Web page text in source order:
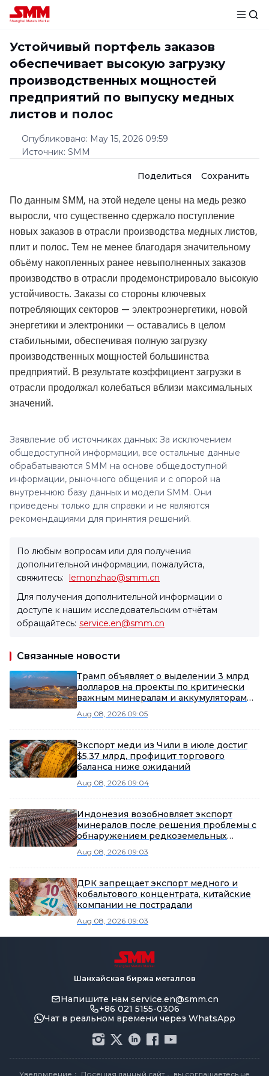
Устойчивый портфель заказов
обеспечивает высокую загрузку
производственных мощностей
предприятий по выпуску медных
листов и полос
Опубликовано: May 15, 2026 09:59
Источник: SMM
Поделиться Сохранить
По данным SMM, на этой неделе цены на медь резко
выросли, что существенно сдержало поступление
новых заказов в отрасли производства медных листов,
плит и полос. Тем не менее благодаря значительному
объёму накопленных ранее невыполненных заказов
производство в отрасли продемонстрировало высокую
устойчивость. Заказы со стороны ключевых
потребляющих секторов — электроэнергетики, новой
энергетики и электроники — оставались в целом
стабильными, обеспечивая полную загрузку
производственных мощностей большинства
предприятий. В результате коэффициент загрузки в
отрасли продолжал колебаться вблизи максимальных
значений.
Заявление об источниках данных: За исключением
общедоступной информации, все остальные данные
обрабатываются SMM на основе общедоступной
информации, рыночного общения и с опорой на
внутреннюю базу данных и модели SMM. Они
приведены только для справки и не являются
рекомендациями для принятия решений.
По любым вопросам или для получения
дополнительной информации, пожалуйста,
свяжитесь: lemonzhao@smm.cn
Для получения дополнительной информации о
доступе к нашим исследовательским отчётам
обращайтесь: service.en@smm.cn
Связанные новости
Трамп объявляет о выделении 3 млрд
долларов на проекты по критически
важным минералам и аккумуляторам
Aug 08, 2026 09:05
Экспорт меди из Чили в июле достиг
$5,37 млрд, профицит торгового
баланса ниже ожиданий
Aug 08, 2026 09:04
Индонезия возобновляет экспорт
минералов после решения проблемы с
обнаружением редкоземельных
Aug 08, 2026 09:03
ДРК запрещает экспорт медного и
кобальтового концентрата, китайские
компании не пострадали
Aug 08, 2026 09:03
Шанхайская биржа металлов
Напишите нам service.en@smm.cn
+86 021 5155-0306
Чат в реальном времени через WhatsApp
Уведомление： Посещая данный сайт， вы соглашаетесь не